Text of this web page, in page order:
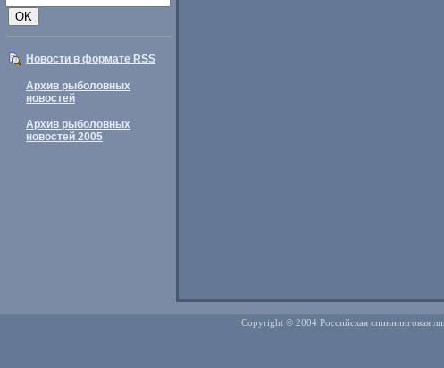
Новости в формате RSS
Архив рыболовных
новостей
Архив рыболовных
новостей 2005
Copyright © 2004 Российская спиннинговая